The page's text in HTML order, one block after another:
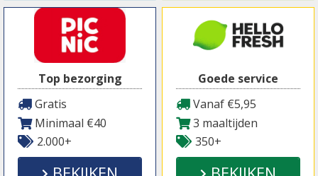
Top bezorging
Gratis
Minimaal €40
2.000+
Goede service
Vanaf €5,95
3 maaltijden
350+